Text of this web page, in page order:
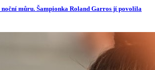
můru. Šampionka Roland Garros jí povolila